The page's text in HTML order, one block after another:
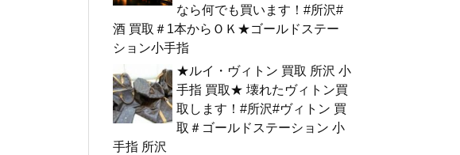
なら何でも買います！#所沢#
酒 買取＃1本からＯＫ★ゴールドステー
ション小手指
★ルイ・ヴィトン 買取 所沢 小
手指 買取★ 壊れたヴィトン買
取します！#所沢#ヴィトン 買
取＃ゴールドステーション 小
手指 所沢